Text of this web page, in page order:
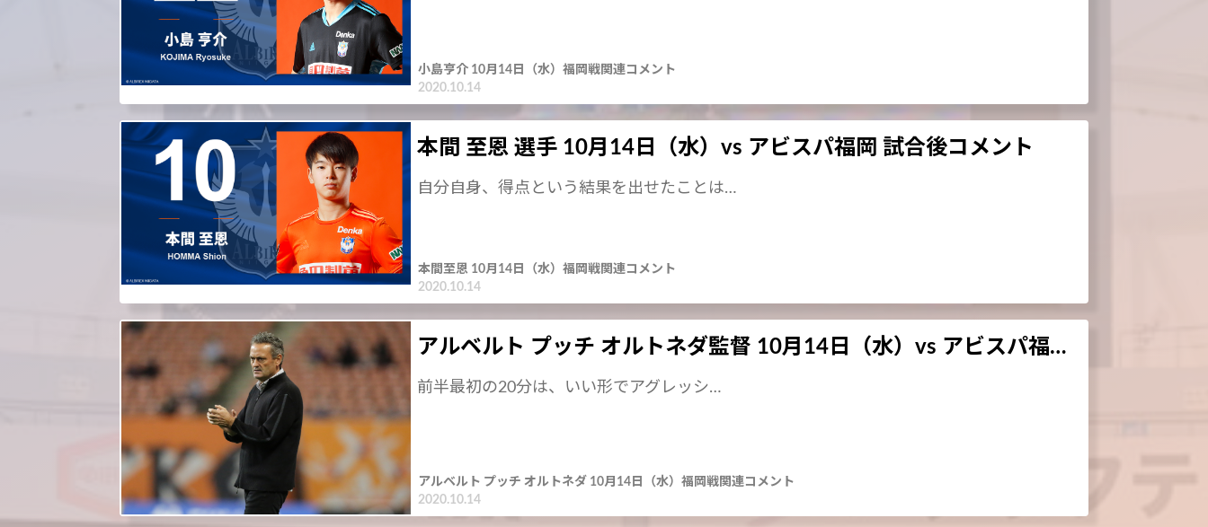
小島亨介 10月14日（水）福岡戦関連コメント
2020.10.14
本間 至恩 選手 10月14日（水）vs アビスパ福岡 試合後コメント
自分自身、得点という結果を出せたことは…
本間至恩 10月14日（水）福岡戦関連コメント
2020.10.14
アルベルト プッチ オルトネダ監督 10月14日（水）vs アビスパ福…
前半最初の20分は、いい形でアグレッシ…
アルベルト プッチ オルトネダ 10月14日（水）福岡戦関連コメント
2020.10.14